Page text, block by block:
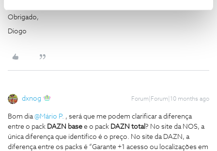
Obrigado,
Diogo
dxnog Forum|Forum|10 months ago
Bom dia ​ @Mário P. , será que me podem clarificar a diferença
entre o pack DAZN base e o pack DAZN total ? No site da NOS, a
única diferença que identifico é o preço. No site da DAZN, a
diferença entre os packs é “Garante +1 acesso ou localizações em